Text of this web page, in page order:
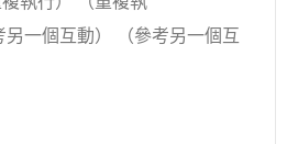
一個互動）
（參考另一個互